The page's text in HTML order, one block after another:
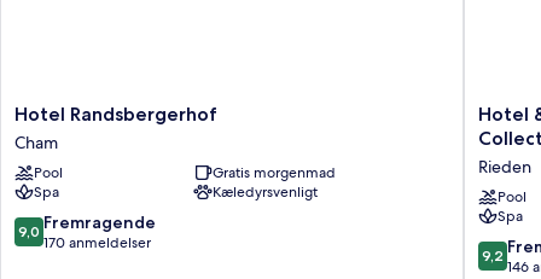
Hotel
Randsbergerhof
Cham
Hotel Randsbergerhof
Cham
Pool
Gratis morgenmad
Spa
Kæledyrsvenligt
9.0
ud
9,0 Fremragende
170 anmeldelser
Hotel
&
Gut
BW
Hotel
Rieden
Pool
Spa
9.2
ud
9,2
146